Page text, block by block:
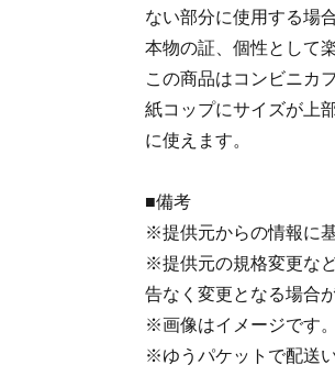
ない部分に使用する場
本物の証、個性として
この商品はコンビニカ
紙コップにサイズが上
に使えます。
■備考
※提供元からの情報に
※提供元の規格変更な
告なく変更となる場合
※画像はイメージです。
※ゆうパケットで配送い